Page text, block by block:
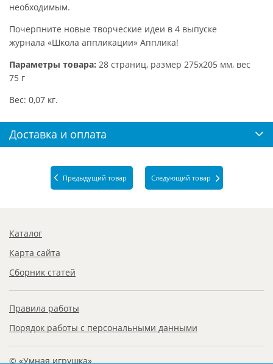
необходимым.
Почерпните новые творческие идеи в 4 выпуске
журнала «Школа аппликации» Апплика!
Параметры товара: 28 страниц, размер 275х205 мм, вес
75 г
Вес: 0,07 кг.
Доставка и оплата
Предыдущий товар Следующий товар
Каталог
Карта сайта
Сборник статей
Правила работы
Порядок работы с персональными данными
© «Умная игрушка»